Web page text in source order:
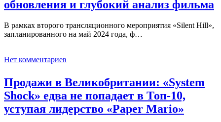
обновления и глубокий анализ фильма
В рамках второго трансляционного мероприятия «Silent Hill»,
запланированного на май 2024 года, ф…
Нет комментариев
Продажи в Великобритании: «System
Shock» едва не попадает в Топ-10,
уступая лидерство «Paper Mario»